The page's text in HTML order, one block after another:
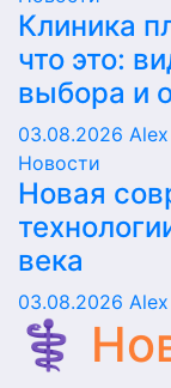
Клиника
что это:
выбора и
03.08.2026 Alex
Новости
Новая
века
03.08.2026 Alex
⚕️